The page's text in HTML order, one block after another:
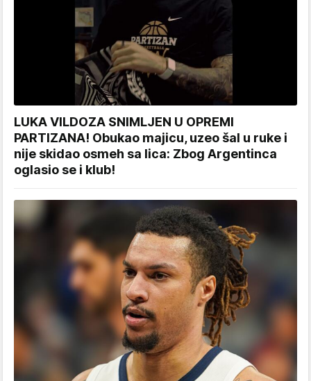
LUKA VILDOZA SNIMLJEN U OPREMI
PARTIZANA! Obukao majicu, uzeo šal u ruke i
nije skidao osmeh sa lica: Zbog Argentinca
oglasio se i klub!